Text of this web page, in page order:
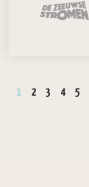
1 2 3 4 5